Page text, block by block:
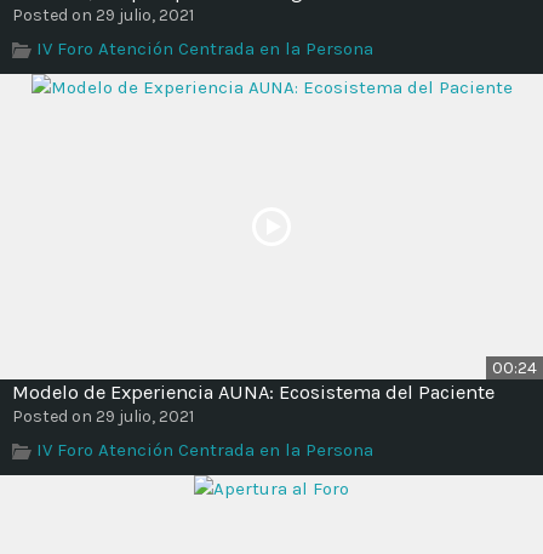
Time
Posted on 29 julio, 2021
IV Foro Atención Centrada en la Persona
00:24
Modelo de Experiencia AUNA: Ecosistema del Paciente
Posted on 29 julio, 2021
IV Foro Atención Centrada en la Persona